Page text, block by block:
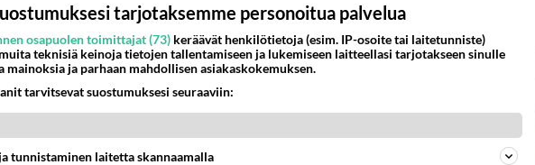
joista rokkikukolla on selkeä
KASARI
tarjotaksemme personoitua palvelua
osapuolen toimittajat (73) keräävät henkilötietoja (esim. IP-osoite tai laitetunniste)
teknisiä keinoja tietojen tallentamiseen ja lukemiseen laitteellasi tarjotakseen sinulle
ja parhaan mahdollisen asiakaskokemuksen.
tarvitsevat suostumuksesi seuraaviin:
tunnistaminen laitetta skannaamalla